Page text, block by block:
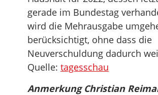
gerade im Bundestag
wird die Mehrausgabe
berücksichtigt, ohne dass die
Neuverschuldung dadurch
Quelle: tagesschau
Anmerkung Christian